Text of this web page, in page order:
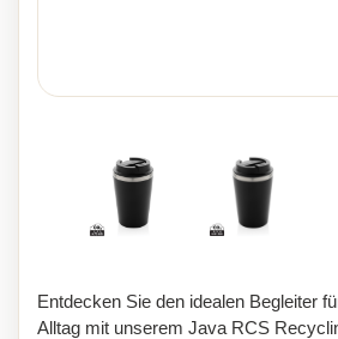
Entdecken Sie den idealen Begleiter
Alltag mit unserem Java RCS